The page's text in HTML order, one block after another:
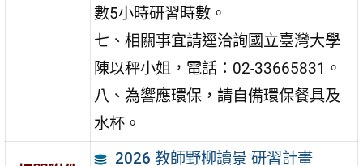
數5小時研習時數。
七、相關事宜請逕洽詢國立臺灣大學
陳以秤小姐，電話：02-33665831。
八、為響應環保，請自備環保餐具及
水杯。
2026 教師野柳讀景 研習計畫